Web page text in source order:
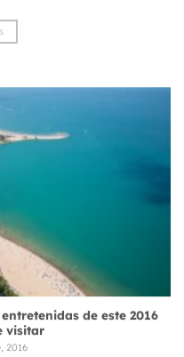
de este 2016
visitar
2016